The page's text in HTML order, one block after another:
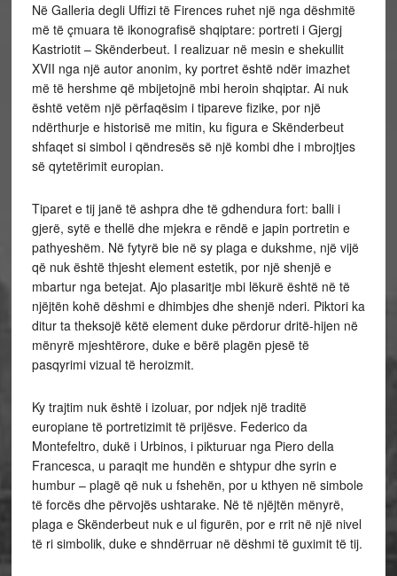
Në Galleria degli Uffizi të Firences ruhet një nga dëshmitë
më të çmuara të ikonografisë shqiptare: portreti i Gjergj
Kastriotit – Skënderbeut. I realizuar në mesin e shekullit
XVII nga një autor anonim, ky portret është ndër imazhet
më të hershme që mbijetojnë mbi heroin shqiptar. Ai nuk
është vetëm një përfaqësim i tipareve fizike, por një
ndërthurje e historisë me mitin, ku figura e Skënderbeut
shfaqet si simbol i qëndresës së një kombi dhe i mbrojtjes
së qytetërimit europian.
Tiparet e tij janë të ashpra dhe të gdhendura fort: balli i
gjerë, sytë e thellë dhe mjekra e rëndë e japin portretin e
pathyeshëm. Në fytyrë bie në sy plaga e dukshme, një vijë
që nuk është thjesht element estetik, por një shenjë e
mbartur nga betejat. Ajo plasaritje mbi lëkurë është në të
njëjtën kohë dëshmi e dhimbjes dhe shenjë nderi. Piktori ka
ditur ta theksojë këtë element duke përdorur dritë-hijen në
mënyrë mjeshtërore, duke e bërë plagën pjesë të
pasqyrimi vizual të heroizmit.
Ky trajtim nuk është i izoluar, por ndjek një traditë
europiane të portretizimit të prijësve. Federico da
Montefeltro, dukë i Urbinos, i pikturuar nga Piero della
Francesca, u paraqit me hundën e shtypur dhe syrin e
humbur – plagë që nuk u fshehën, por u kthyen në simbole
të forcës dhe përvojës ushtarake. Në të njëjtën mënyrë,
plaga e Skënderbeut nuk e ul figurën, por e rrit në një nivel
të ri simbolik, duke e shndërruar në dëshmi të guximit të tij.